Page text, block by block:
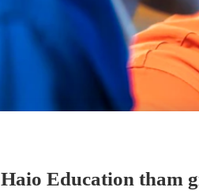
Haio Education tham